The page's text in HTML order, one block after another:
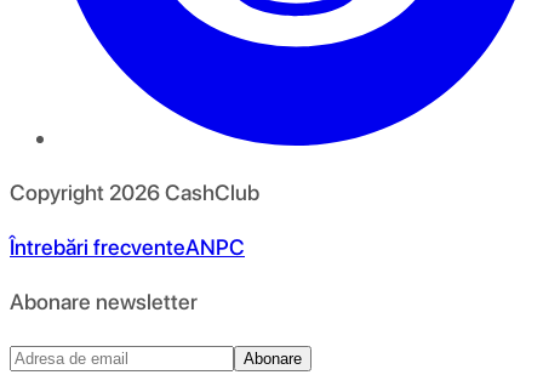
Copyright 2026CashClub
Întrebări frecventeANPC
Abonare newsletter
Abonare